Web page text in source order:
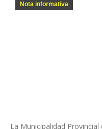
Nota informativa
La Municipalidad